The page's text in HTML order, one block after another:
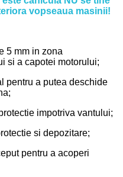
vopseaua masinii!
5 mm in zona
si a capotei motorului;
pentru a putea deschide
impotriva vantului;
si depozitare;
pentru a acoperi